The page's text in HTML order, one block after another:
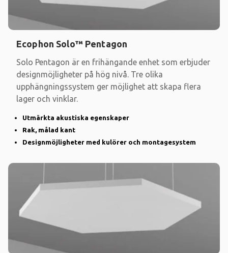
Ecophon Solo™ Pentagon
Solo Pentagon är en frihängande enhet som erbjuder
designmöjligheter på hög nivå. Tre olika
upphängningssystem ger möjlighet att skapa flera
lager och vinklar.
Utmärkta akustiska egenskaper
Rak, målad kant
Designmöjligheter med kulörer och montagesystem